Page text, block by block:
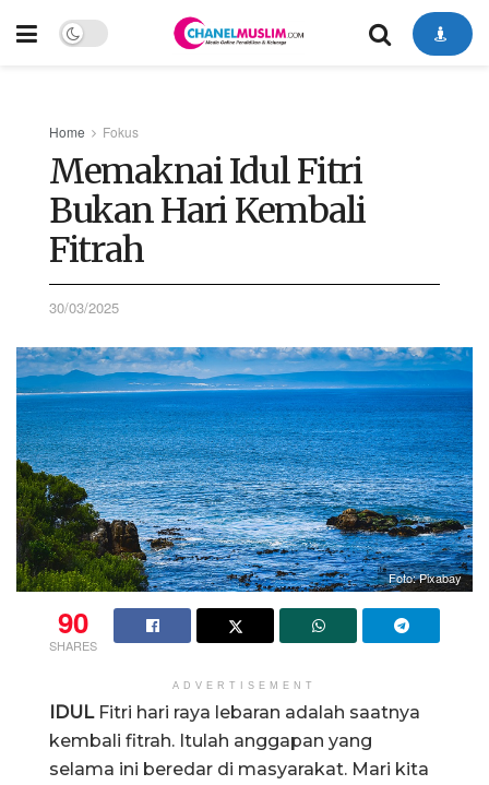
Home Fokus
Memaknai Idul Fitri
Bukan Hari Kembali
Fitrah
30/03/2025
Foto: Pixabay
90
SHARES
ADVERTISEMENT
IDULFitri hari raya lebaran adalah saatnya
kembali fitrah. Itulah anggapan yang
selama ini beredar di masyarakat. Mari kita